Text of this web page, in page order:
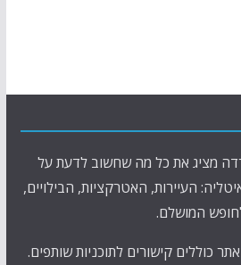
מציג את כל מה שחשוב לדעת על
העיירות, האטרקציות, הבילויים,
המושלם.
כוללים קישורים לתוכניות שותפים.